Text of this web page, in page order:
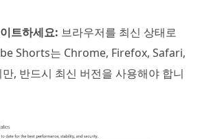
트하세요: 브라우저를 최신 상태로
Shorts는 Chrome, Firefox, Safari,
, 반드시 최신 버전을 사용해야 합니